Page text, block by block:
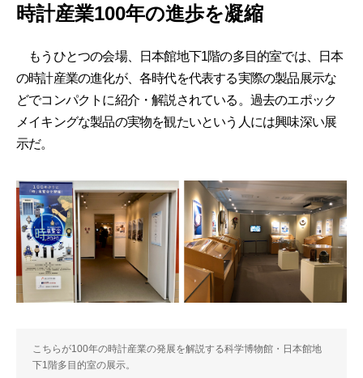
時計産業100年の進歩を凝縮
もうひとつの会場、日本館地下1階の多目的室では、日本
の時計産業の進化が、各時代を代表する実際の製品展示な
どでコンパクトに紹介・解説されている。過去のエポック
メイキングな製品の実物を観たいという人には興味深い展
示だ。
こちらが100年の時計産業の発展を解説する科学博物館・日本館地
下1階多目的室の展示。